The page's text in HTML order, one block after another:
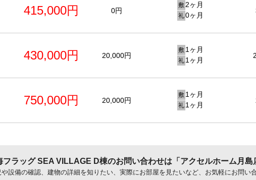
415,000円 0円
敷 2ヶ月
礼 0ヶ月
430,000円 20,000円
敷 1ヶ月
礼 1ヶ月
750,000円 20,000円
敷 1ヶ月
礼 1ヶ月
フラッグ SEA VILLAGE D棟のお問い合わせは「アクセルホーム月島
や設備の確認、建物の詳細を知りたい、実際にお部屋を見たいなど、お気軽にお問い